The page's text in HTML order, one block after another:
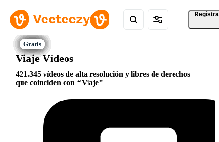
Viaje Vídeos
421.345 vídeos de alta resolución y libres de derechos
que coinciden con
Viaje